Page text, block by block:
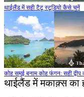
थाईलैंड में सही टैटू स्टूडियो कैसे चुनें
कोह समुई बनाम कोह फंगन: सही
थाईलैंड में मकाक़्स का